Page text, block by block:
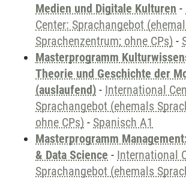
Medien und Digitale Kulturen -
Center: Sprachangebot
Sprachenzentrum; ohne CPs) -
Masterprogramm
Theorie und Geschichte der
(auslaufend) - International
Sprachangebot (ehemals
ohne CPs) - Spanisch A1
Masterprogramm
& Data Science - International
Sprachangebot (ehemals